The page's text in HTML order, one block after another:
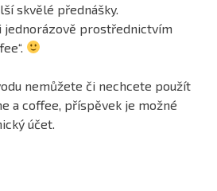
skvělé přednášky.
jednorázově prostřednictvím
nemůžete či nechcete použít
a coffee, příspěvek je možné
účet.